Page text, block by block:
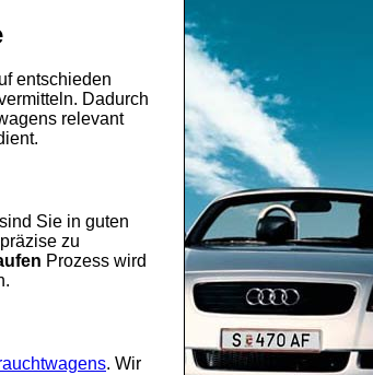
entschieden
Dadurch
relevant
Sie in guten
zu
Prozess wird
. Wir